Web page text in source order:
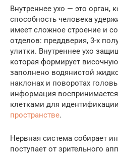
Внутреннее ухо — это орган,
способность человека
имеет сложное строение и
отделов: преддверия, 3-х
улитки. Внутреннее ухо
которая формирует
заполнено водянистой
наклонах и поворотах
информация
клетками для идентификации
пространстве.
Нервная система собирает
поступает от зрительного